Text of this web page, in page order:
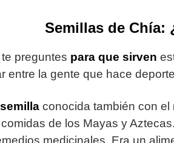
Semillas de Chía:
preguntes para que sirven
entre la gente que hace
semilla conocida también con el
de los Mayas y
medicinales. Era un